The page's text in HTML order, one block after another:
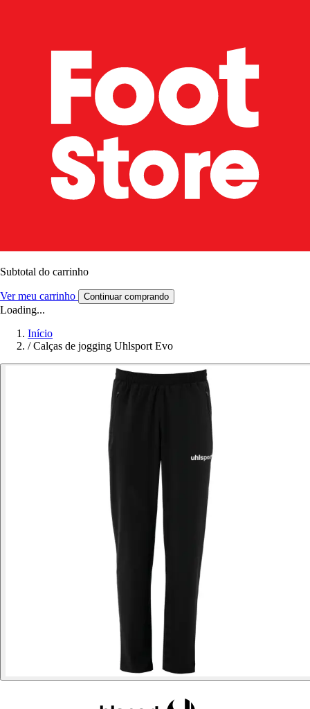
Subtotal do carrinho
Ver meu carrinho Continuar comprando
Loading...
Início
/ Calças de jogging Uhlsport Evo